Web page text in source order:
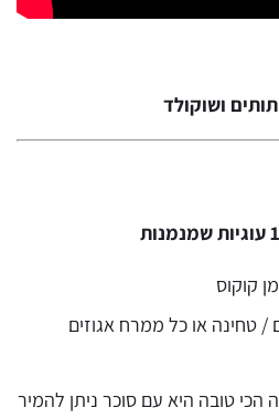
תותים ושוקולד
קוקוס
/ טחינה או כל ממרח אגוזים
הכי טובה היא עם סוכר ניתן להמיר